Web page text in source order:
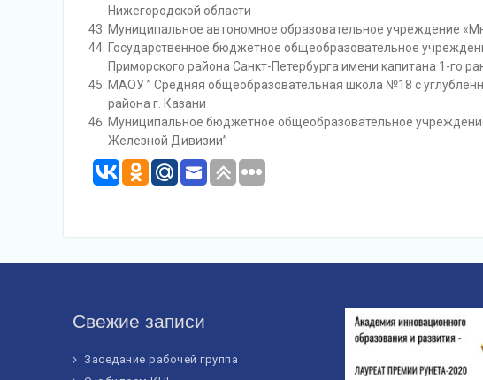
Нижегородской области
Муниципальное автономное образовательное учреждение
Государственное бюджетное общеобразовательное
Приморского района Санкт-Петербурга имени капитана 1-го
МАОУ ” Средняя общеобразовательная школа №18 с
района г. Казани
Муниципальное бюджетное общеобразовательное
Железной Дивизии”
Свежие записи
Заседание рабочей группа